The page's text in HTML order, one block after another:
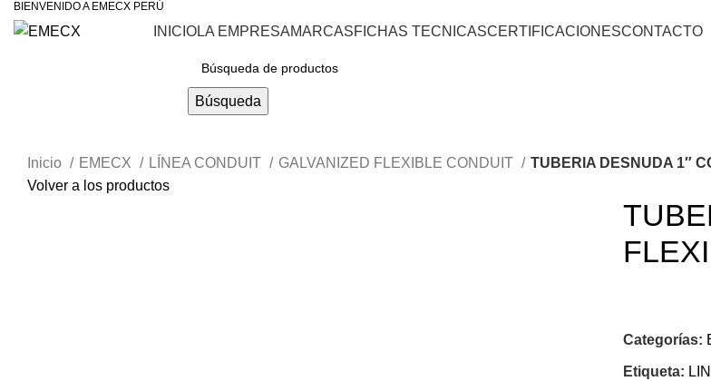
BIENVENIDO A EMECX PERÚ
INICIOLA EMPRESAMARCASFICHAS TECNICASCERTIFICACIONESCONTACTO
Búsqueda
Inicio EMECX LÍNEA CONDUIT GALVANIZED FLEXIBLE CONDUIT
TUBERIA DESNUDA 1″
Volver a los productos
Categorías:
Etiqueta: